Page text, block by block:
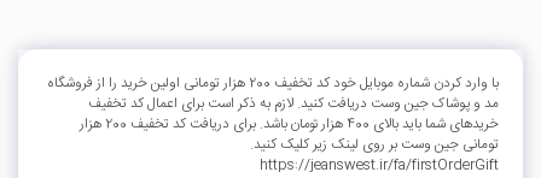
با وارد کردن شماره موبایل خود کد تخفیف 200 هزار تومانی اولین خرید را از فروشگاه
مد و پوشاک جین وست دریافت کنید. لازم به ذکر است برای اعمال کد تخفیف
خریدهای شما باید بالای 400 هزار تومان باشد. برای دریافت کد تخفیف 200 هزار
تومانی جین وست بر روی لینک زیر کلیک کنید.
https://jeanswest.ir/fa/firstOrderGift